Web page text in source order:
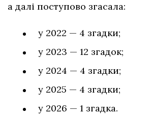
а далі поступово згасала:
у 2022 — 4 згадки;
у 2023 — 12 згадок;
у 2024 — 4 згадки;
у 2025 — 4 згадки;
у 2026 — 1 згадка.